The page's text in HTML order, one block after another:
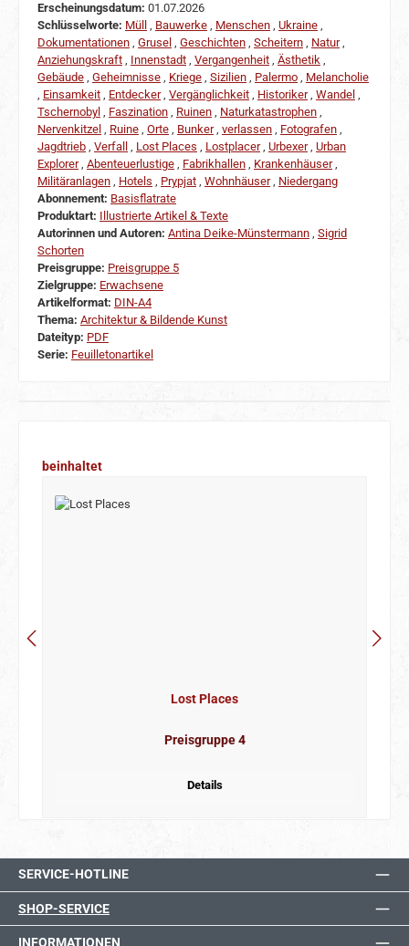
Erscheinungsdatum: 01.07.2026
Schlüsselworte: Müll , Bauwerke , Menschen , Ukraine ,
Dokumentationen , Grusel , Geschichten , Scheitern , Natur,
Anziehungskraft , Innenstadt , Vergangenheit , Ästhetik ,
Gebäude , Geheimnisse , Kriege , Sizilien , Palermo , Melancholie
, Einsamkeit , Entdecker, Vergänglichkeit , Historiker, Wandel ,
Tschernobyl , Faszination , Ruinen , Naturkatastrophen ,
Nervenkitzel , Ruine , Orte , Bunker, verlassen , Fotografen ,
Jagdtrieb , Verfall , Lost Places , Lostplacer, Urbexer, Urban
Explorer, Abenteuerlustige , Fabrikhallen , Krankenhäuser,
Militäranlagen , Hotels , Prypjat , Wohnhäuser, Niedergang
Abonnement: Basisflatrate
Produktart: Illustrierte Artikel & Texte
Autorinnen und Autoren: Antina Deike-Münstermann , Sigrid
Schorten
Preisgruppe: Preisgruppe 5
Zielgruppe: Erwachsene
Artikelformat: DIN-A4
Thema: Architektur & Bildende Kunst
Dateityp: PDF
Serie: Feuilletonartikel
Produktgalerie überspringen
beinhaltet
Lost Places
Preisgruppe 4
Details
SERVICE-HOTLINE
SHOP-SERVICE
INFORMATIONEN